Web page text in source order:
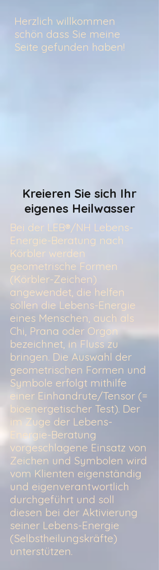
Herzlich willkommen
schön dass Sie meine
Seite gefunden haben!
Kreieren Sie sich Ihr
eigenes Heilwasser
Bei der LEB®/NH Lebens-
Energie-Beratung nach
Körbler werden
geometrische Formen
(Körbler-Zeichen)
angewendet, die helfen
sollen die Lebens-Energie
eines Menschen, auch als
Chi, Prana oder Orgon
bezeichnet, in Fluss zu
bringen. Die Auswahl der
geometrischen Formen und
Symbole erfolgt mithilfe
einer Einhandrute/Tensor (=
bioenergetischer Test). Der
im Zuge der Lebens-
Energie-Beratung
vorgeschlagene Einsatz von
Zeichen und Symbolen wird
vom Klienten eigenständig
und eigenverantwortlich
durchgeführt und soll
diesen bei der Aktivierung
seiner Lebens-Energie
(Selbstheilungskräfte)
unterstützen.